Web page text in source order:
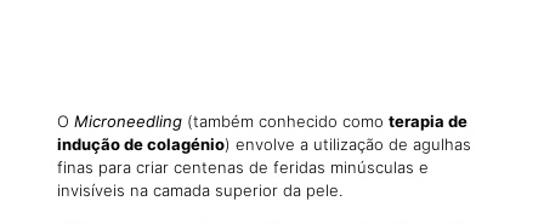
O Microneedling(também conhecido como terapia de
indução de colagénio) envolve a utilização de agulhas
finas para criar centenas de feridas minúsculas e
invisíveis na camada superior da pele.